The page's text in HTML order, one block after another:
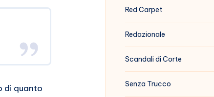
di quanto
Red Carpet
Redazionale
Scandali di Corte
Senza Trucco